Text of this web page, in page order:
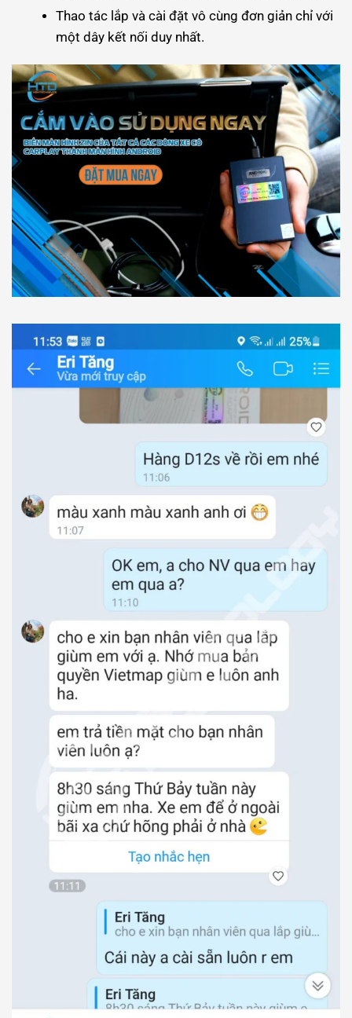
Thao tác lắp và cài đặt vô cùng đơn giản chỉ với
một dây kết nối duy nhất.